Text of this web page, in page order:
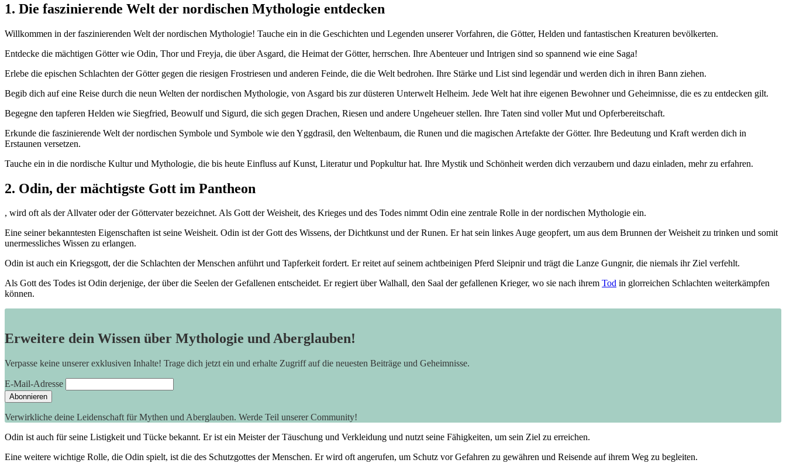
1. Die faszinierende Welt​ der ⁣nordischen Mythologie entdecken
Willkommen in der faszinierenden Welt der ​nordischen Mythologie! Tauche ein‌ in die Geschichten und Legenden unserer Vorfahren, die Götter, Helden und ​fantastischen Kreaturen bevölkerten.
Entdecke die mächtigen Götter wie Odin, Thor und Freyja, ‌die über Asgard, ⁢die‍ Heimat⁢ der​ Götter, ​herrschen. Ihre⁢ Abenteuer und⁣ Intrigen sind so spannend ‌wie eine Saga!
Erlebe die epischen ‌Schlachten der Götter gegen‍ die riesigen ⁤Frostriesen und anderen Feinde, die⁣ die⁢ Welt bedrohen.‍ Ihre Stärke und List sind ​legendär und werden dich in ihren Bann ziehen.
Begib dich⁣ auf eine Reise ⁢durch ‌die neun Welten der nordischen⁣ Mythologie, ⁢von Asgard ⁢bis ‌zur düsteren Unterwelt Helheim. ‍Jede Welt​ hat ihre eigenen Bewohner und Geheimnisse, die es zu ‌entdecken ‌gilt.
Begegne den tapferen Helden wie Siegfried, Beowulf‌ und Sigurd, die ⁤sich gegen‌ Drachen, ​Riesen und ​andere ⁣Ungeheuer stellen. Ihre‌ Taten sind​ voller ⁤Mut und Opferbereitschaft.
Erkunde die​ faszinierende⁣ Welt der nordischen Symbole und‍ Symbole⁢ wie den Yggdrasil, den Weltenbaum, die Runen und die magischen‍ Artefakte der Götter. Ihre Bedeutung⁣ und Kraft ‌werden dich in
Erstaunen versetzen.
Tauche ein⁤ in die nordische Kultur und Mythologie, die bis heute Einfluss auf​ Kunst, Literatur und ⁤Popkultur hat. Ihre ‍Mystik ‌und ​Schönheit werden dich verzaubern und dazu​ einladen, mehr zu erfahren.
2. Odin, der ⁣mächtigste Gott im⁣ Pantheon
, wird ‌oft‍ als der⁢ Allvater oder‌ der Göttervater​ bezeichnet. ‌Als Gott​ der ⁣Weisheit, des ‍Krieges und des Todes nimmt⁣ Odin eine zentrale‌ Rolle in der nordischen Mythologie​ ein.
Eine‌ seiner ⁢bekanntesten Eigenschaften ist ‌seine Weisheit. Odin ist der Gott ⁢des Wissens, der​ Dichtkunst und der Runen. ⁢Er hat​ sein linkes Auge ⁣geopfert, um aus‌ dem Brunnen der Weisheit ​zu trinken und somit⁤
unermessliches ⁢Wissen‍ zu erlangen.
Odin ist auch ein Kriegsgott, der​ die‍ Schlachten⁣ der Menschen ⁤anführt‌ und Tapferkeit fordert.‌ Er reitet auf seinem⁤ achtbeinigen‍ Pferd Sleipnir und trägt die Lanze Gungnir, die ⁢niemals ihr⁢ Ziel verfehlt.
Als Gott des Todes ist‌ Odin ​derjenige, der über⁣ die Seelen der Gefallenen entscheidet. Er‌ regiert über ⁢Walhall, den ⁣Saal der ‍gefallenen Krieger, wo sie​ nach ihrem Tod in glorreichen‌ Schlachten weiterkämpfen
können.
Erweitere dein Wissen über Mythologie und Aberglauben!
Verpasse keine unserer exklusiven Inhalte! Trage dich jetzt ein und erhalte Zugriff auf die neuesten Beiträge und Geheimnisse.
E-Mail-Adresse
Verwirkliche deine Leidenschaft für Mythen und Aberglauben. Werde Teil unserer Community!
Odin ist auch für seine‍ Listigkeit und Tücke ‌bekannt. Er ‌ist ein Meister der Täuschung ‍und Verkleidung ​und nutzt‌ seine Fähigkeiten,⁣ um sein Ziel zu erreichen.
Eine⁤ weitere wichtige Rolle, die Odin spielt, ist⁣ die des Schutzgottes der Menschen. Er wird oft angerufen, um⁢ Schutz vor Gefahren⁣ zu ⁣gewähren und Reisende auf⁤ ihrem Weg ​zu begleiten.